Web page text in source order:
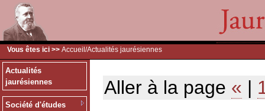
Vous êtes ici >> Accueil /Actualités jaurésiennes
Actualités
jaurésiennes
Société d'études
Aller à la page « |